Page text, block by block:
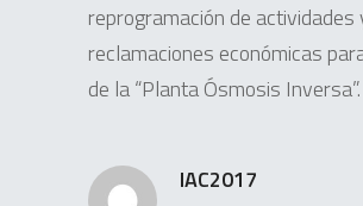
reprogramación de actividades
reclamaciones económicas
de la “Planta Ósmosis Inversa”.
IAC2017